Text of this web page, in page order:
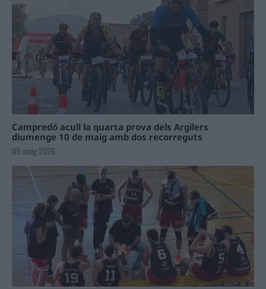
Campredó acull la quarta prova dels Argilers
diumenge 10 de maig amb dos recorreguts
09 maig 2026